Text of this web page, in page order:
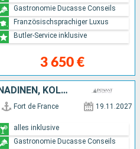
3 650 €
Gastronomie Ducasse Conseils
Französischsprachiger Luxus
Butler-Service inklusive
ST. VINCENT UND DIE GRENADINEN, KOLUMBIEN, PANAMA
Fort de France 19.11.2027
alles inklusive
Gastronomie Ducasse Conseils